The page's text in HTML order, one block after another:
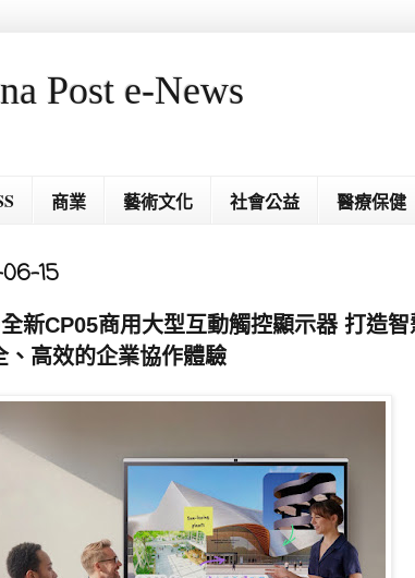
Post e-News
商業 藝術文化 社會公益 醫療保健
15
新CP05商用大型互動觸控顯示器 打造
、高效的企業協作體驗